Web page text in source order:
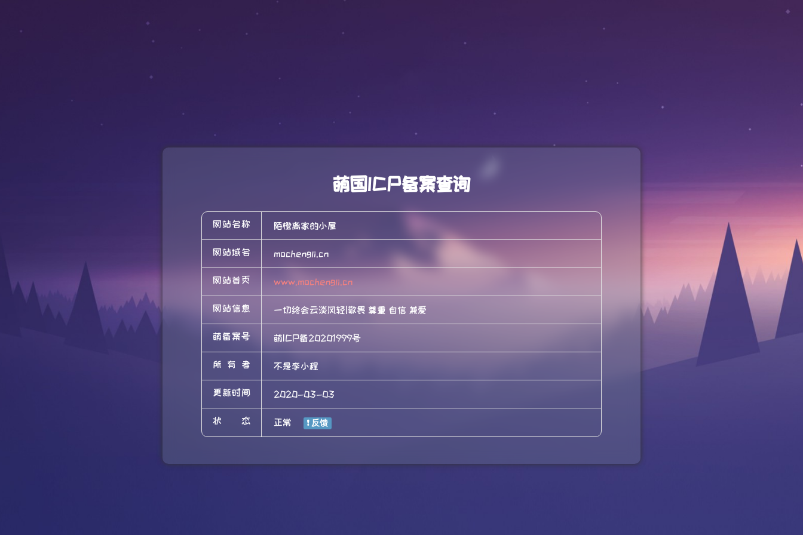
萌国ICP备案查询
网站名称 陌橙离家的小屋
网站域名 mochengli.cn
网站首页 www.mochengli.cn
网站信息 一切终会云淡风轻|敬畏 尊重 自信 兼爱
萌备案号 萌ICP备20201999号
所有者 不是李小程
更新时间 2020-03-03
状态 正常